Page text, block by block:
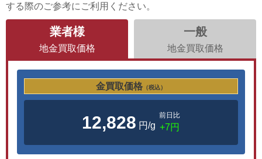
する際のご参考にご利用ください。
業者様
地金買取価格
一般
地金買取価格
金買取価格 （税込）
12,828 円/g
前日比
+7円